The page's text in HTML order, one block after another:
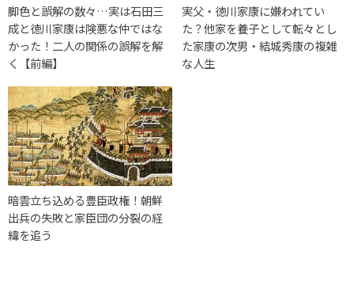
脚色と誤解の数々…実は石田三
成と徳川家康は険悪な仲ではな
かった！二人の関係の誤解を解
く【前編】
実父・徳川家康に嫌われてい
た？他家を養子として転々とし
た家康の次男・結城秀康の複雑
な人生
暗雲立ち込める豊臣政権！朝鮮
出兵の失敗と家臣団の分裂の経
緯を追う